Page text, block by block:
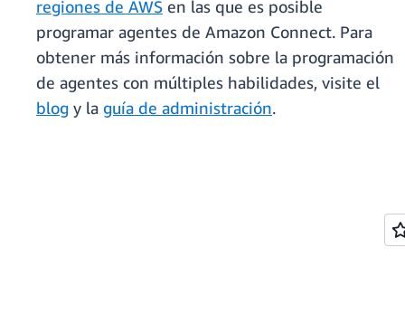
regiones de AWS en las que es posible
programar agentes de Amazon Connect. Para
obtener más información sobre la programación
de agentes con múltiples habilidades, visite el
blog y la guía de administración.